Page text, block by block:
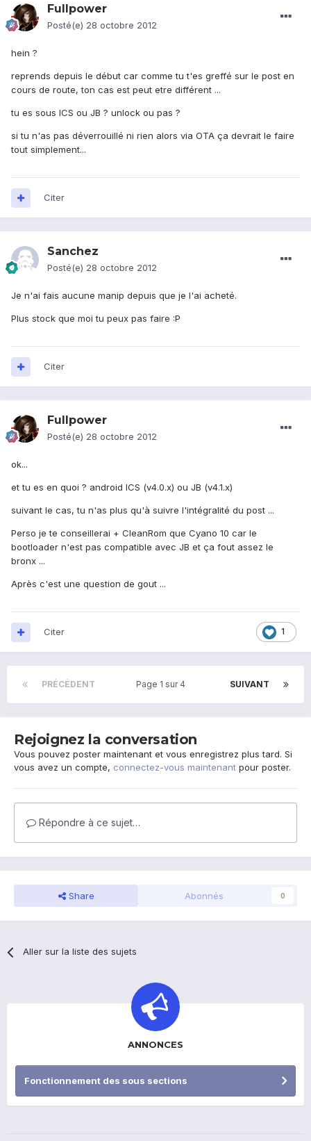
Fullpower
Posté(e) 28 octobre 2012
hein ?
reprends depuis le début car comme tu t'es greffé sur le post en
cours de route, ton cas est peut etre différent ...
tu es sous ICS ou JB ? unlock ou pas ?
si tu n'as pas déverrouillé ni rien alors via OTA ça devrait le faire
tout simplement...
Citer
Sanchez
Posté(e) 28 octobre 2012
Je n'ai fais aucune manip depuis que je l'ai acheté.
Plus stock que moi tu peux pas faire :P
Citer
Fullpower
Posté(e) 28 octobre 2012
ok...
et tu es en quoi ? android ICS (v4.0.x) ou JB (v4.1.x)
suivant le cas, tu n'as plus qu'à suivre l'intégralité du post ...
Perso je te conseillerai + CleanRom que Cyano 10 car le
bootloader n'est pas compatible avec JB et ça fout assez le
bronx ...
Après c'est une question de gout ...
1
Citer
PRÉCÉDENT SUIVANT
Page 1 sur 4
Rejoignez la conversation
Vous pouvez poster maintenant et vous enregistrez plus tard. Si
vous avez un compte, connectez-vous maintenant pour poster.
Répondre à ce sujet…
Share Abonnés 0
Aller sur la liste des sujets
ANNONCES
Fonctionnement des sous sections